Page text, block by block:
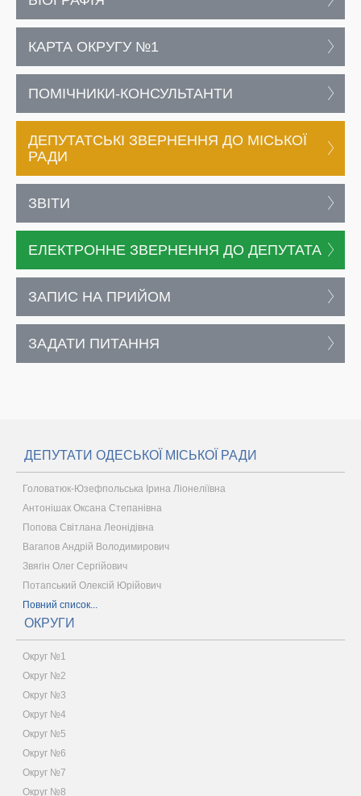
КАРТА ОКРУГУ №1
ПОМІЧНИКИ-КОНСУЛЬТАНТИ
ДЕПУТАТСЬКІ ЗВЕРНЕННЯ ДО МІСЬКОЇ
РАДИ
ЗВІТИ
ЕЛЕКТРОННЕ ЗВЕРНЕННЯ ДО ДЕПУТАТА
ЗАПИС НА ПРИЙОМ
ЗАДАТИ ПИТАННЯ
ДЕПУТАТИ ОДЕСЬКОЇ МІСЬКОЇ РАДИ
Головатюк-Юзефпольська Ірина Ліонеліївна
Антонішак Оксана Степанівна
Попова Світлана Леонідівна
Вагапов Андрій Володимирович
Звягін Олег Сергійович
Потапський Олексій Юрійович
Повний список...
ОКРУГИ
Округ №1
Округ №2
Округ №3
Округ №4
Округ №5
Округ №6
Округ №7
Округ №8